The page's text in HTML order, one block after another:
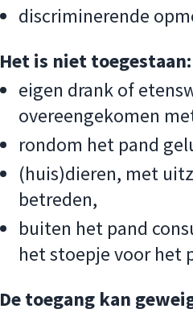
discriminerende
Het is niet toegestaan:
eigen drank of
overeengekomen
rondom het pand
(huis)dieren, met
betreden,
buiten het pand
het stoepje voor het
De toegang kan